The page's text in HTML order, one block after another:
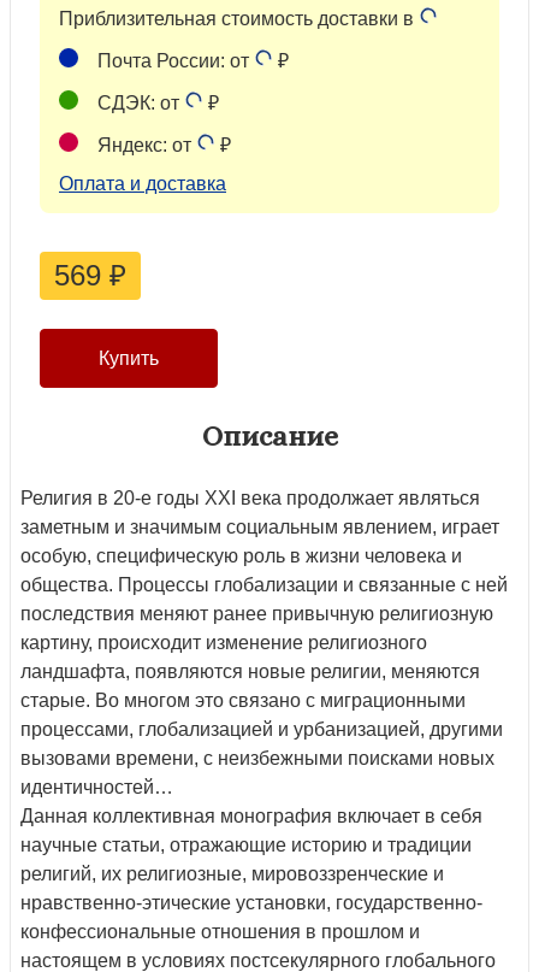
Приблизительная стоимость доставки в
Почта России: от ₽
СДЭК: от ₽
Яндекс: от
₽
Оплата и доставка
569 ₽
Описание
Религия в 20-е годы XXI века продолжает являться
заметным и значимым социальным явлением, играет
особую, специфическую роль в жизни человека и
общества. Процессы глобализации и связанные с ней
последствия меняют ранее привычную религиозную
картину, происходит изменение религиозного
ландшафта, появляются новые религии, меняются
старые. Во многом это связано с миграционными
процессами, глобализацией и урбанизацией, другими
вызовами времени, с неизбежными поисками новых
идентичностей…
Данная коллективная монография включает в себя
научные статьи, отражающие историю и традиции
религий, их религиозные, мировоззренческие и
нравственно-этические установки, государственно-
конфессиональные отношения в прошлом и
настоящем в условиях постсекулярного глобального